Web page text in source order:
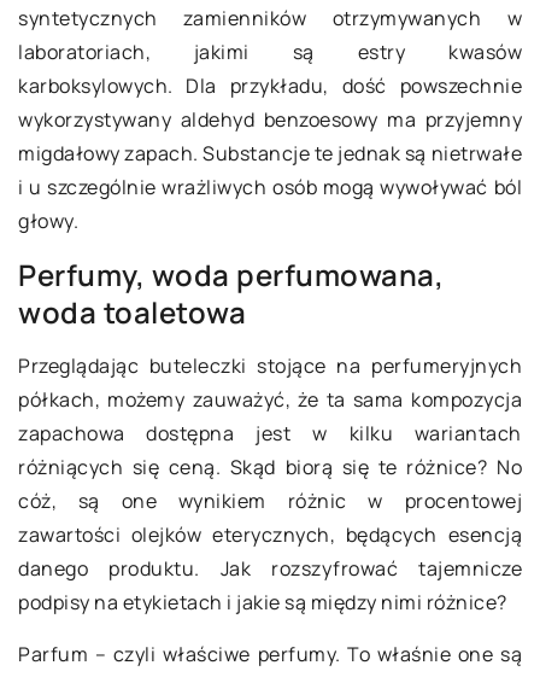
syntetycznych zamienników otrzymywanych w
laboratoriach, jakimi są estry kwasów
karboksylowych. Dla przykładu, dość powszechnie
wykorzystywany aldehyd benzoesowy ma przyjemny
migdałowy zapach. Substancje te jednak są nietrwałe
i u szczególnie wrażliwych osób mogą wywoływać ból
głowy.
Perfumy, woda perfumowana,
woda toaletowa
Przeglądając buteleczki stojące na perfumeryjnych
półkach, możemy zauważyć, że ta sama kompozycja
zapachowa dostępna jest w kilku wariantach
różniących się ceną. Skąd biorą się te różnice? No
cóż, są one wynikiem różnic w procentowej
zawartości olejków eterycznych, będących esencją
danego produktu. Jak rozszyfrować tajemnicze
podpisy na etykietach i jakie są między nimi różnice?
Parfum – czyli właściwe perfumy. To właśnie one są